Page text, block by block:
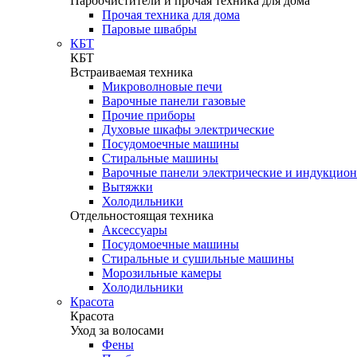
Прочая техника для дома
Паровые швабры
КБТ
КБТ
Встраиваемая техника
Микроволновые печи
Варочные панели газовые
Прочие приборы
Духовые шкафы электрические
Посудомоечные машины
Стиральные машины
Варочные панели электрические и
Вытяжки
Холодильники
Отдельностоящая техника
Аксессуары
Посудомоечные машины
Стиральные и сушильные машины
Морозильные камеры
Холодильники
Красота
Красота
Уход за волосами
Фены